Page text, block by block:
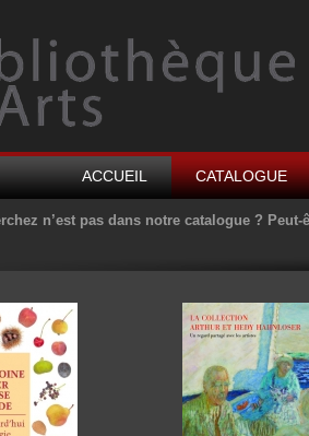
ACCUEIL CATALOGUE
n’est pas dans notre catalogue ?